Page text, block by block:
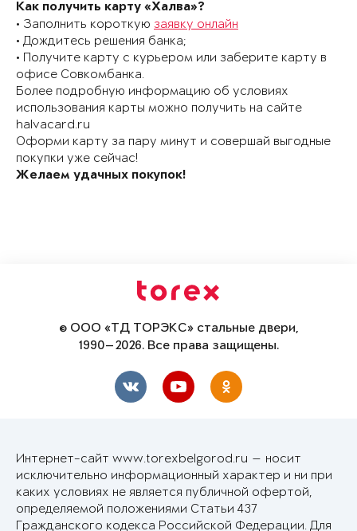
Как получить карту «Халва»?
• Заполнить короткую заявку онлайн
• Дождитесь решения банка;
• Получите карту с курьером или заберите карту в
офисе Совкомбанка.
Более подробную информацию об условиях
использования карты можно получить на сайте
halvacard.ru
Оформи карту за пару минут и совершай выгодные
покупки уже сейчас!
Желаем удачных покупок!
© ООО «ТД ТОРЭКС» стальные двери,
1990—2026. Все права защищены.
Интернет-сайт www.torexbelgorod.ru — носит
исключительно информационный характер и ни при
каких условиях не является публичной офертой,
определяемой положениями Статьи 437
Гражданского кодекса Российской Федерации. Для